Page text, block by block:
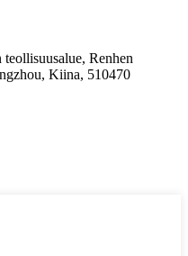
Renhen
Kiina, 510470